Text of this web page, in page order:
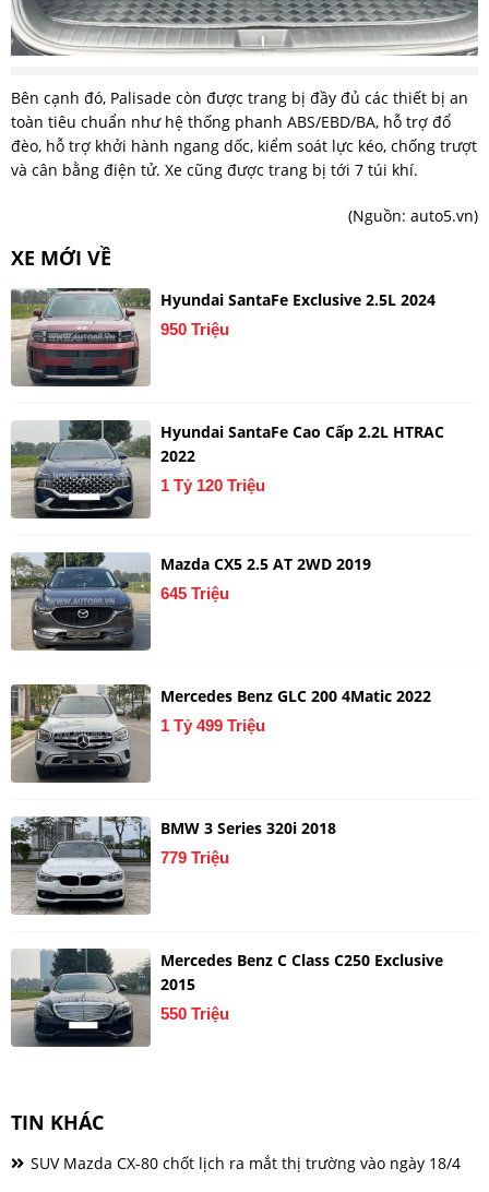
Bên cạnh đó, Palisade còn được trang bị đầy đủ các thiết bị an
toàn tiêu chuẩn như hệ thống phanh ABS/EBD/BA, hỗ trợ đổ
đèo, hỗ trợ khởi hành ngang dốc, kiểm soát lực kéo, chống trượt
và cân bằng điện tử. Xe cũng được trang bị tới 7 túi khí.
(Nguồn: auto5.vn)
XE MỚI VỀ
Hyundai SantaFe Exclusive 2.5L 2024
950 Triệu
Hyundai SantaFe Cao Cấp 2.2L HTRAC
2022
1 Tỷ 120 Triệu
Mazda CX5 2.5 AT 2WD 2019
645 Triệu
Mercedes Benz GLC 200 4Matic 2022
1 Tỷ 499 Triệu
BMW 3 Series 320i 2018
779 Triệu
Mercedes Benz C Class C250 Exclusive
2015
550 Triệu
TIN KHÁC
SUV Mazda CX-80 chốt lịch ra mắt thị trường vào ngày 18/4